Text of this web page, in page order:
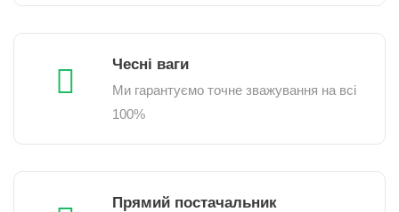
Чесні ваги
Ми гарантуємо точне зважування на всі
100%
Прямий постачальник